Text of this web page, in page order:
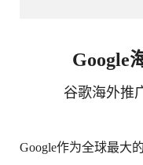
Google
谷歌海外推
Google作为全球最大